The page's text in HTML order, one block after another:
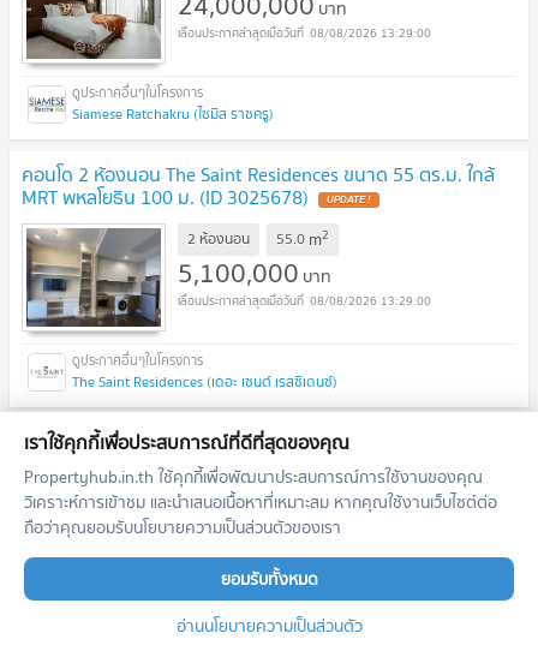
บาท
08/08/2026 13:29:00
Siamese Ratchakru (ไซมิส ราชครู)
คอนโด 2 ห้องนอน The Saint Residences ขนาด 55 ตร.ม. ใกล้
MRT พหลโยธิน 100 ม. (ID 3025678) UPDATE !
2 ห้องนอน 55.0 m2
5,100,000 บาท
08/08/2026 13:29:00
The Saint Residences (เดอะ เซนต์ เรสซิเดนซ์)
คอนโด 2 ห้องนอน 92 ตร.ม. ใน Noble Lite ใกล้ BTS อารี 200 ม.
ชั้น 22 (ID 2053521) UPDATE !
2 ห้องนอน 91.8 m2 ชั้น22
12,000,000
เราใช้คุกกี้เพื่อประสบการณ์ที่ดีที่สุดของคุณ
Propertyhub.in.th ใช้คุกกี้เพื่อพัฒนาประสบการณ์การใช้งานของคุณ
วิเคราะห์การเข้าชม และนำเสนอเนื้อหาที่เหมาะสม หากคุณใช้งานเว็บไซต์ต่อ
ถือว่าคุณยอมรับนโยบายความเป็นส่วนตัวของเรา
ยอมรับทั้งหมด
อ่านนโยบายความเป็นส่วนตัว